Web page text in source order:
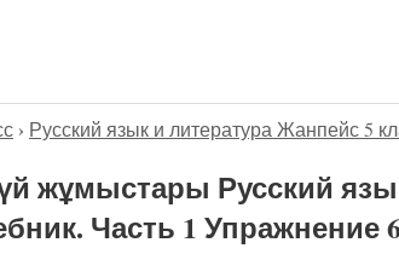
› Русский язык и литература Жанпейс 5
жұмыстары Русский
Часть 1 Упражнение